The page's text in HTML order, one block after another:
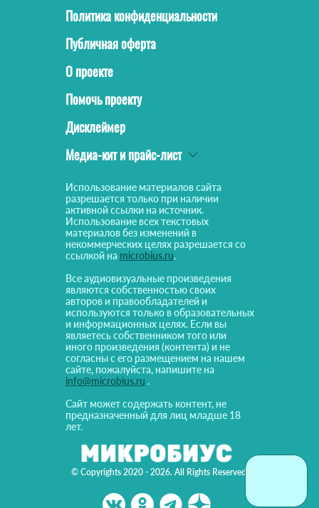
© Copyrights 2020 - 2026. All Rights Reserved!
Политика конфиденциальности
Публичная оферта
О проекте
Помочь проекту
Дисклеймер
Медиа-кит и прайс-лист
Использование материалов сайта
разрешается только при наличии
активной ссылки на источник.
Использование всех текстовых
материалов без изменений в
некоммерческих целях разрешается со
ссылкой на microbius.ru.
Все аудиовизуальные произведения
являются собственностью своих
авторов и правообладателей и
используются только в образовательных
и информационных целях. Если вы
являетесь собственником того или
иного произведения (контента) и не
согласны с его размещением на нашем
сайте, пожалуйста, напишите на
info@microbius.ru .
Сайт может содержать контент, не
предназначенный для лиц младше 18
лет.